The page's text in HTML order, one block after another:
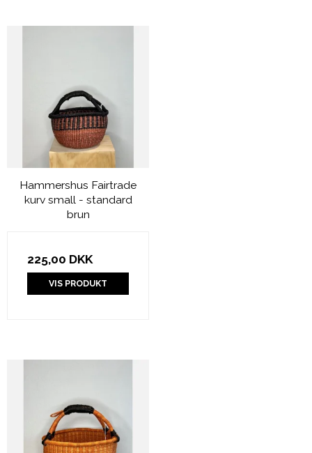
Hammershus Fairtrade
kurv small - standard
brun
225,00 DKK
VIS PRODUKT